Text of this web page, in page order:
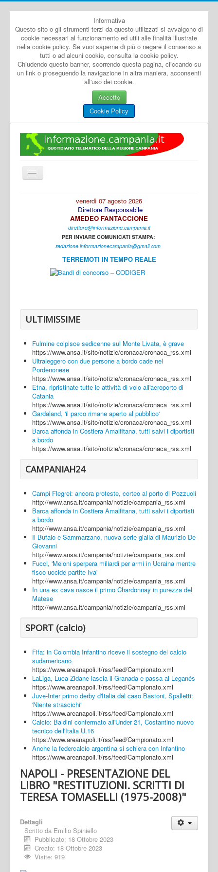
Informativa
Questo sito o gli strumenti terzi da questo utilizzati si avvalgono di
cookie necessari al funzionamento ed utili alle finalità illustrate
nella cookie policy. Se vuoi saperne di più o negare il consenso a
tutti o ad alcuni cookie, consulta la cookie policy.
Chiudendo questo banner, scorrendo questa pagina, cliccando su
un link o proseguendo la navigazione in altra maniera, acconsenti
all'uso dei cookie.
Accetto
Cookie Policy
Cambia
navigazione
Caserta
Napoli
Salerno
Login
venerdì 07 agosto 2026
Direttore Responsabile
AMEDEO FANTACCIONE
direttore@informazione.campania.it
PER INVIARE COMUNICATI STAMPA:
redazione.informazionecampania@gmail.com
TERREMOTI IN TEMPO REALE
ULTIMISSIME
Fulmine colpisce sedicenne sul Monte Livata, è grave
https://www.ansa.it/sito/notizie/cronaca/cronaca_rss.xml
Ultraleggero con due persone a bordo cade nel
Pordenonese
https://www.ansa.it/sito/notizie/cronaca/cronaca_rss.xml
Etna, ripristinate tutte le attività di volo all'aeroporto di
Catania
https://www.ansa.it/sito/notizie/cronaca/cronaca_rss.xml
Gardaland, 'il parco rimane aperto al pubblico'
https://www.ansa.it/sito/notizie/cronaca/cronaca_rss.xml
Barca affonda in Costiera Amalfitana, tutti salvi i diportisti
a bordo
https://www.ansa.it/sito/notizie/cronaca/cronaca_rss.xml
CAMPANIAH24
Campi Flegrei: ancora proteste, corteo al porto di Pozzuoli
http://www.ansa.it/campania/notizie/campania_rss.xml
Barca affonda in Costiera Amalfitana, tutti salvi i diportisti
a bordo
http://www.ansa.it/campania/notizie/campania_rss.xml
Il Bufalo e Sammarzano, nuova serie gialla di Maurizio De
Giovanni
http://www.ansa.it/campania/notizie/campania_rss.xml
Fucci, 'Meloni sperpera miliardi per armi in Ucraina mentre
fisco uccide partite Iva'
http://www.ansa.it/campania/notizie/campania_rss.xml
In una ex cava nasce il primo Chardonnay in purezza del
Matese
http://www.ansa.it/campania/notizie/campania_rss.xml
SPORT (calcio)
Fifa: in Colombia Infantino riceve il sostegno del calcio
sudamericano
https://www.areanapoli.it/rss/feed/Campionato.xml
LaLiga, Luca Zidane lascia il Granada e passa al Leganés
https://www.areanapoli.it/rss/feed/Campionato.xml
Juve-Inter primo derby d'Italia dal caso Bastoni, Spalletti:
'Niente strascichi'
https://www.areanapoli.it/rss/feed/Campionato.xml
Calcio: Baldini confermato all'Under 21, Costantino nuovo
tecnico dell'Italia U.16
https://www.areanapoli.it/rss/feed/Campionato.xml
Anche la federcalcio argentina si schiera con Infantino
https://www.areanapoli.it/rss/feed/Campionato.xml
NAPOLI - PRESENTAZIONE DEL
LIBRO "RESTITUZIONI. SCRITTI DI
TERESA TOMASELLI (1975-2008)"
Dettagli
Scritto da Emilio Spiniello
Pubblicato: 18 Ottobre 2023
Creato: 18 Ottobre 2023
Visite: 919